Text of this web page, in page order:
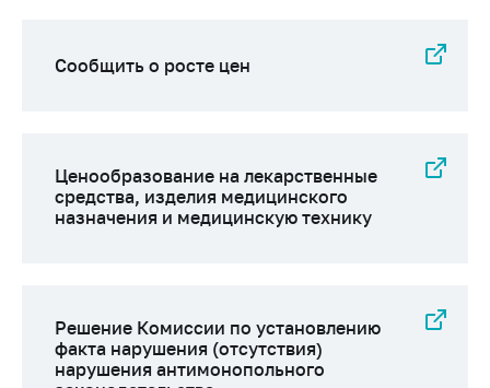
Новости
Личный прием
граждан и юр. лиц
Прямaя телефоннaя
Электронные
обращения
Сообщить о росте цен
Ценообразование на лекарственные
средства, изделия медицинского
назначения и медицинскую технику
Решение Комиссии по установлению
факта нарушения (отсутствия)
нарушения антимонопольного